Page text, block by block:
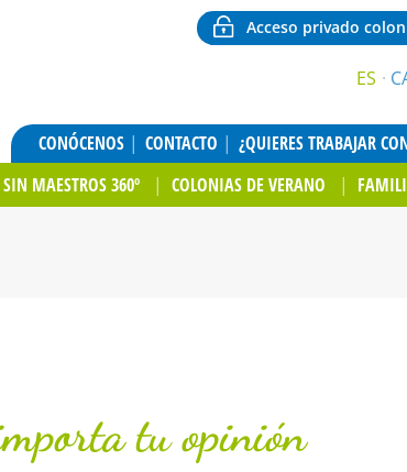
Acceso privado
ES
CONÓCENOS CONTACTO ¿QUIERES TRABAJAR
MAESTROS 360º COLONIAS DE VERANO
tu opinión